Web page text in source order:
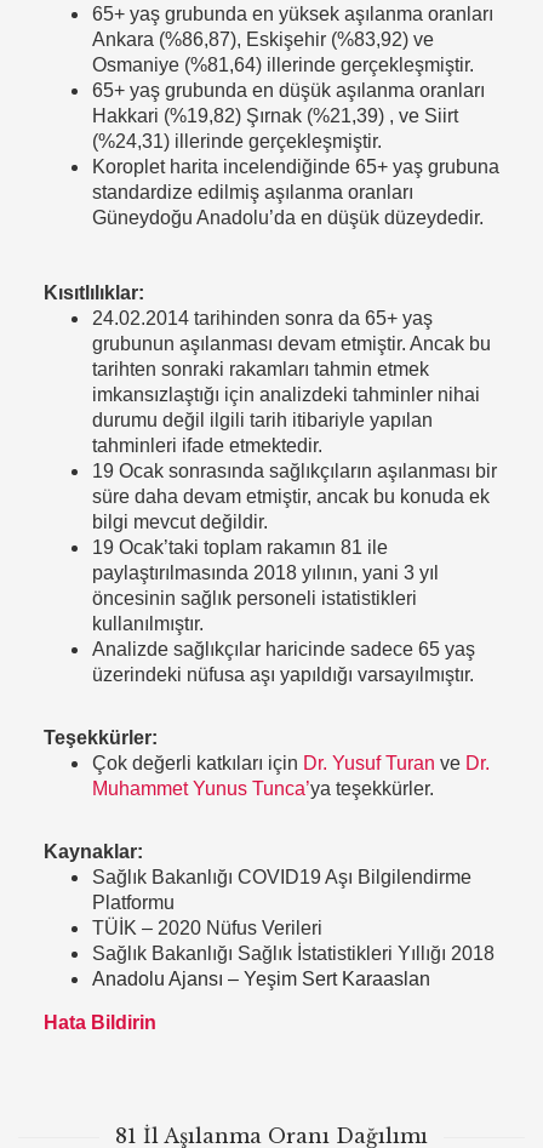
65+ yaş grubunda en yüksek aşılanma oranları
Ankara (%86,87), Eskişehir (%83,92) ve
Osmaniye (%81,64) illerinde gerçekleşmiştir.
65+ yaş grubunda en düşük aşılanma oranları
Hakkari (%19,82) Şırnak (%21,39) , ve Siirt
(%24,31) illerinde gerçekleşmiştir.
Koroplet harita incelendiğinde 65+ yaş grubuna
standardize edilmiş aşılanma oranları
Güneydoğu Anadolu’da en düşük düzeydedir.
Kısıtlılıklar:
24.02.2014 tarihinden sonra da 65+ yaş
grubunun aşılanması devam etmiştir. Ancak bu
tarihten sonraki rakamları tahmin etmek
imkansızlaştığı için analizdeki tahminler nihai
durumu değil ilgili tarih itibariyle yapılan
tahminleri ifade etmektedir.
19 Ocak sonrasında sağlıkçıların aşılanması bir
süre daha devam etmiştir, ancak bu konuda ek
bilgi mevcut değildir.
19 Ocak’taki toplam rakamın 81 ile
paylaştırılmasında 2018 yılının, yani 3 yıl
öncesinin sağlık personeli istatistikleri
kullanılmıştır.
Analizde sağlıkçılar haricinde sadece 65 yaş
üzerindeki nüfusa aşı yapıldığı varsayılmıştır.
Teşekkürler:
Çok değerli katkıları için Dr. Yusuf Turan ve Dr.
Muhammet Yunus Tunca’ya teşekkürler.
Kaynaklar:
Sağlık Bakanlığı COVID19 Aşı Bilgilendirme
Platformu
TÜİK – 2020 Nüfus Verileri
Sağlık Bakanlığı Sağlık İstatistikleri Yıllığı 2018
Anadolu Ajansı – Yeşim Sert Karaaslan
Hata Bildirin
81 İl Aşılanma Oranı Dağılımı